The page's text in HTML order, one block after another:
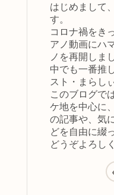
はじめまして
す。
コロナ禍をき
アノ動画にハ
ノを再開しま
中でも一番推
スト・まらし
このブログで
ケ地を中心に
の記事や、気
どを自由に綴
どうぞよろし